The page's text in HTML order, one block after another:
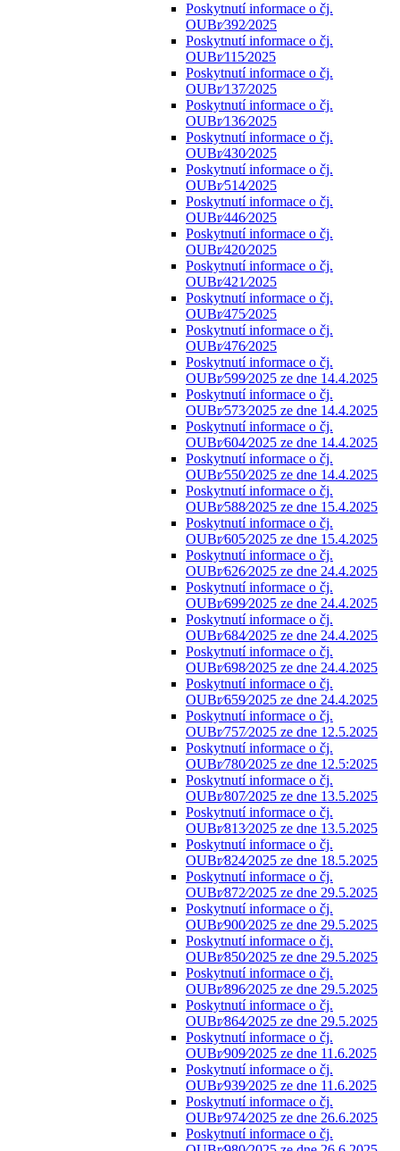
Poskytnutí informace o čj.
OUBr⁄392⁄2025
Poskytnutí informace o čj.
OUBr⁄115⁄2025
Poskytnutí informace o čj.
OUBr⁄137⁄2025
Poskytnutí informace o čj.
OUBr⁄136⁄2025
Poskytnutí informace o čj.
OUBr⁄430⁄2025
Poskytnutí informace o čj.
OUBr⁄514⁄2025
Poskytnutí informace o čj.
OUBr⁄446⁄2025
Poskytnutí informace o čj.
OUBr⁄420⁄2025
Poskytnutí informace o čj.
OUBr⁄421⁄2025
Poskytnutí informace o čj.
OUBr⁄475⁄2025
Poskytnutí informace o čj.
OUBr⁄476⁄2025
Poskytnutí informace o čj.
OUBr⁄599⁄2025 ze dne 14.4.2025
Poskytnutí informace o čj.
OUBr⁄573⁄2025 ze dne 14.4.2025
Poskytnutí informace o čj.
OUBr⁄604⁄2025 ze dne 14.4.2025
Poskytnutí informace o čj.
OUBr⁄550⁄2025 ze dne 14.4.2025
Poskytnutí informace o čj.
OUBr⁄588⁄2025 ze dne 15.4.2025
Poskytnutí informace o čj.
OUBr⁄605⁄2025 ze dne 15.4.2025
Poskytnutí informace o čj.
OUBr⁄626⁄2025 ze dne 24.4.2025
Poskytnutí informace o čj.
OUBr⁄699⁄2025 ze dne 24.4.2025
Poskytnutí informace o čj.
OUBr⁄684⁄2025 ze dne 24.4.2025
Poskytnutí informace o čj.
OUBr⁄698⁄2025 ze dne 24.4.2025
Poskytnutí informace o čj.
OUBr⁄659⁄2025 ze dne 24.4.2025
Poskytnutí informace o čj.
OUBr⁄757⁄2025 ze dne 12.5.2025
Poskytnutí informace o čj.
OUBr⁄780⁄2025 ze dne 12.5:2025
Poskytnutí informace o čj.
OUBr⁄807⁄2025 ze dne 13.5.2025
Poskytnutí informace o čj.
OUBr⁄813⁄2025 ze dne 13.5.2025
Poskytnutí informace o čj.
OUBr⁄824⁄2025 ze dne 18.5.2025
Poskytnutí informace o čj.
OUBr⁄872⁄2025 ze dne 29.5.2025
Poskytnutí informace o čj.
OUBr⁄900⁄2025 ze dne 29.5.2025
Poskytnutí informace o čj.
OUBr⁄850⁄2025 ze dne 29.5.2025
Poskytnutí informace o čj.
OUBr⁄896⁄2025 ze dne 29.5.2025
Poskytnutí informace o čj.
OUBr⁄864⁄2025 ze dne 29.5.2025
Poskytnutí informace o čj.
OUBr⁄909⁄2025 ze dne 11.6.2025
Poskytnutí informace o čj.
OUBr⁄939⁄2025 ze dne 11.6.2025
Poskytnutí informace o čj.
OUBr⁄974⁄2025 ze dne 26.6.2025
Poskytnutí informace o čj.